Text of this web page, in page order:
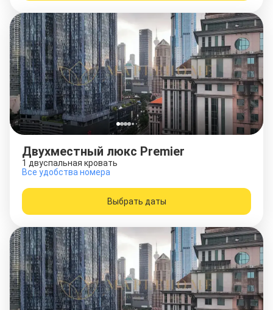
Двухместный люкс Premier
1 двуспальная кровать
Все удобства номера
Выбрать даты